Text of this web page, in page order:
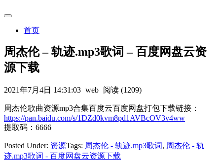
首页
周杰伦 – 轨迹.mp3歌词 – 百度网盘云资
源下载
2021年7月4日 14:31:03 web 阅读 (1209)
周杰伦歌曲资源mp3合集百度云百度网盘打包下载链接：
https://pan.baidu.com/s/1DZd0kvm8pd1AVBcOV3v4ww
提取码：6666
Posted Under: 资源Tags: 周杰伦 - 轨迹.mp3歌词, 周杰伦 - 轨
迹.mp3歌词 - 百度网盘云资源下载